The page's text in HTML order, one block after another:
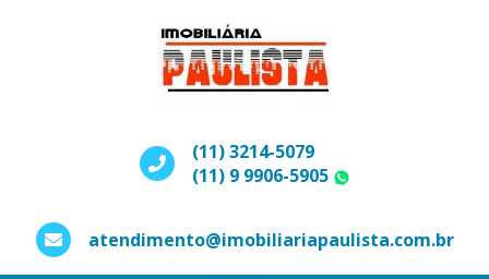
(11) 3214-5079
(11) 9 9906-5905
atendimento@imobiliariapaulista.com.br